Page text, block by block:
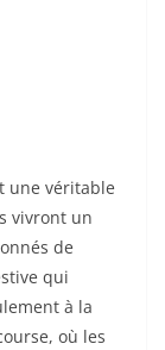
une véritable
vivront un
de
qui
à la
où les